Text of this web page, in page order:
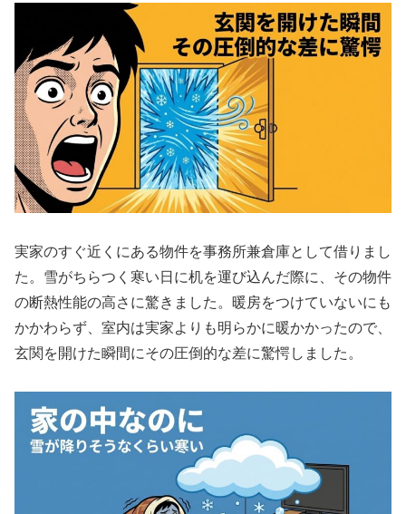
実家のすぐ近くにある物件を事務所兼倉庫として借りまし
た。雪がちらつく寒い日に机を運び込んだ際に、その物件
の断熱性能の高さに驚きました。暖房をつけていないにも
かかわらず、室内は実家よりも明らかに暖かかったので、
玄関を開けた瞬間にその圧倒的な差に驚愕しました。